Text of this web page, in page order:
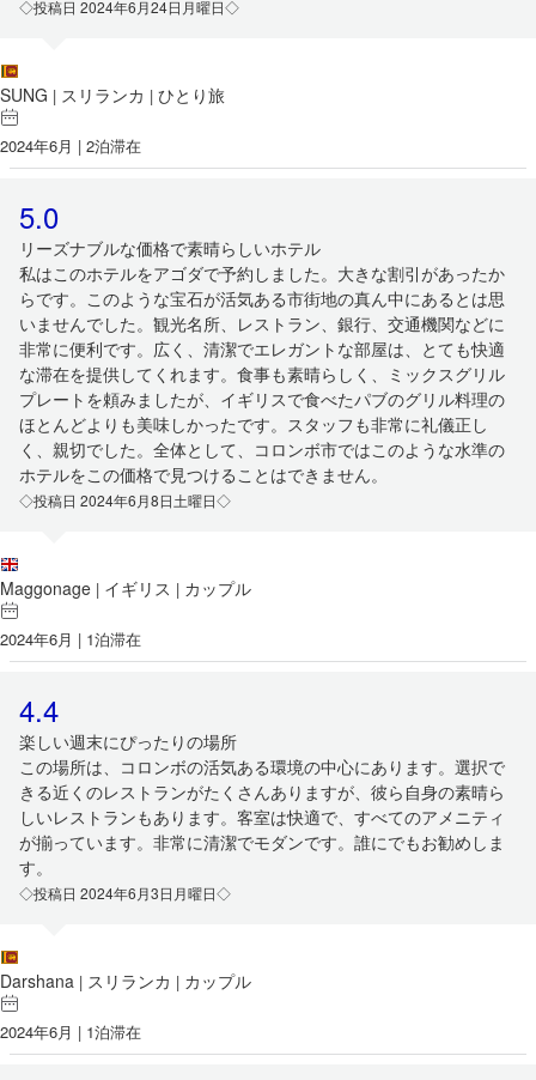
◇投稿日 2024年6月24日月曜日◇
SUNG | スリランカ | ひとり旅
2024年6月 | 2泊滞在
5.0
リーズナブルな価格で素晴らしいホテル
私はこのホテルをアゴダで予約しました。大きな割引があったか
らです。このような宝石が活気ある市街地の真ん中にあるとは思
いませんでした。観光名所、レストラン、銀行、交通機関などに
非常に便利です。広く、清潔でエレガントな部屋は、とても快適
な滞在を提供してくれます。食事も素晴らしく、ミックスグリル
プレートを頼みましたが、イギリスで食べたパブのグリル料理の
ほとんどよりも美味しかったです。スタッフも非常に礼儀正し
く、親切でした。全体として、コロンボ市ではこのような水準の
ホテルをこの価格で見つけることはできません。
◇投稿日 2024年6月8日土曜日◇
Maggonage | イギリス | カップル
2024年6月 | 1泊滞在
4.4
楽しい週末にぴったりの場所
この場所は、コロンボの活気ある環境の中心にあります。選択で
きる近くのレストランがたくさんありますが、彼ら自身の素晴ら
しいレストランもあります。客室は快適で、すべてのアメニティ
が揃っています。非常に清潔でモダンです。誰にでもお勧めしま
す。
◇投稿日 2024年6月3日月曜日◇
Darshana | スリランカ | カップル
2024年6月 | 1泊滞在